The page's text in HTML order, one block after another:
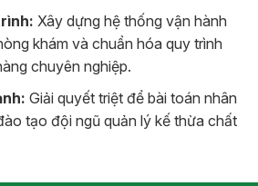
Xây dựng hệ thống vận hành
khám và chuẩn hóa quy trình
chuyên nghiệp.
Giải quyết triệt để bài toán nhân
tạo đội ngũ quản lý kế thừa chất